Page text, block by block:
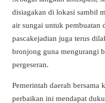
disiagakan di lokasi sambil
air sungai untuk pembuatan
pascakejadian juga terus
bronjong guna mengurangi
pergeseran.
Pemerintah daerah bersama
perbaikan ini mendapat